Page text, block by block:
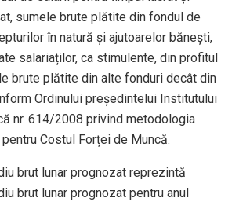
sumele brute plătite din fondul de
în natură și ajutoarelor bănești,
salariaților, ca stimulente, din profitul
brute plătite din alte fonduri decât din
Ordinului președintelui Institutului
nr. 614/2008 privind metodologia
Costul Forței de Muncă.
brut lunar prognozat reprezintă
brut lunar prognozat pentru anul